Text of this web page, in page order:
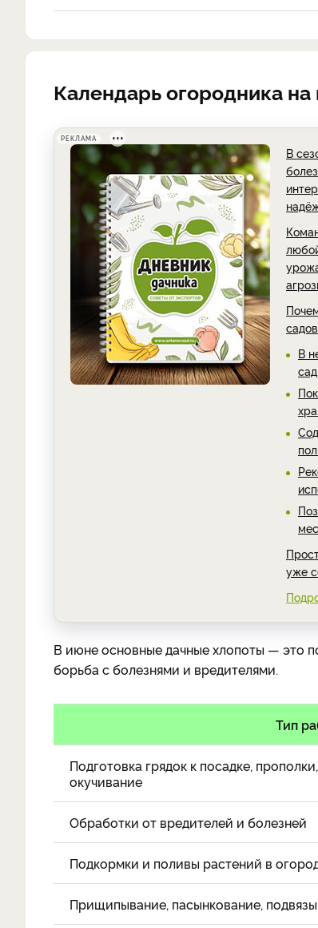
Календарь огородника
РЕКЛАМА
В
В
уже
В июне основные дачные хлопоты — это
борьба с болезнями и вредителями.
Тип
Подготовка грядок к посадке,
окучивание
Обработки от вредителей и болезней
Подкормки и поливы растений в
Прищипывание, пасынкование,